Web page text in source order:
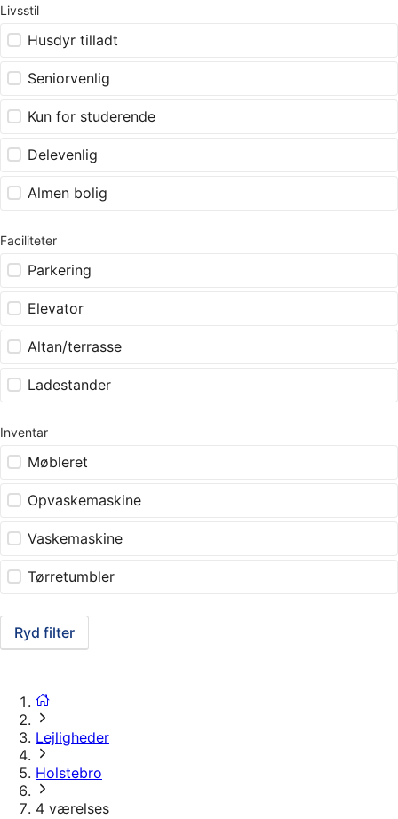
Livsstil
Husdyr tilladt
Seniorvenlig
Kun for studerende
Delevenlig
Almen bolig
Faciliteter
Parkering
Elevator
Altan/terrasse
Ladestander
Inventar
Møbleret
Opvaskemaskine
Vaskemaskine
Tørretumbler
Ryd filter
Lejligheder
Holstebro
4 værelses